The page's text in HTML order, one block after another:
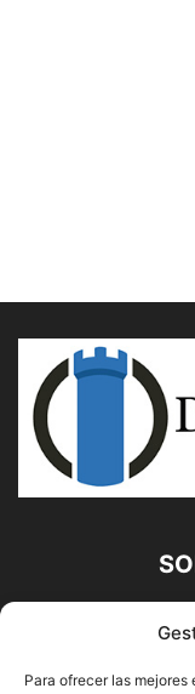
Para ofrecer las
Diario Alhaurín
Francisco E.
Alhaurín